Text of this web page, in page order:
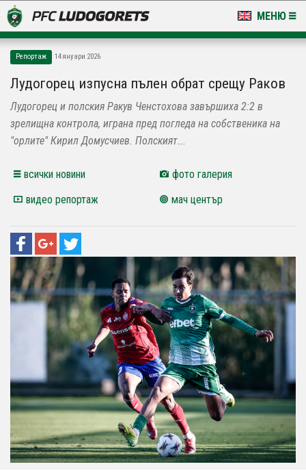
МЕНЮ
LUDOGORETS TV
НА ТЕРЕНА
СТАДИОН & БАЗИ
КЛУБ
ЗА ФЕНОВЕ
Репортаж 14 януари 2026
Лудогорец изпусна пълен обрат срещу Ракoв
Лудогорец и полския Ракув Ченстохова завършиха 2:2 в
зрелищна контрола, играна пред погледа на собственика на
"орлите" Кирил Домусчиев. Полският...
всички новини
фото галерия
видео репортаж
мач център